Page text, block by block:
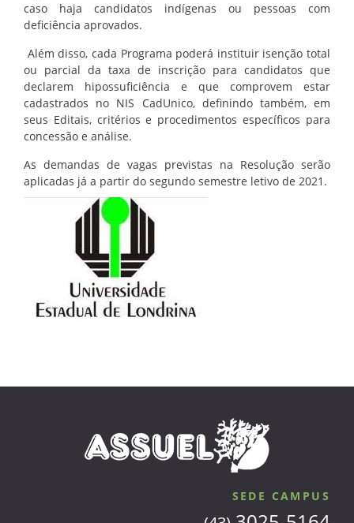
caso haja candidatos indígenas ou pessoas com
deficiência aprovados.
Além disso, cada Programa poderá instituir isenção total
ou parcial da taxa de inscrição para candidatos que
declarem hipossuficiência e que comprovem estar
cadastrados no NIS CadUnico, definindo também, em
seus Editais, critérios e procedimentos específicos para
concessão e análise.
As demandas de vagas previstas na Resolução serão
aplicadas já a partir do segundo semestre letivo de 2021.
SEDE CAMPUS